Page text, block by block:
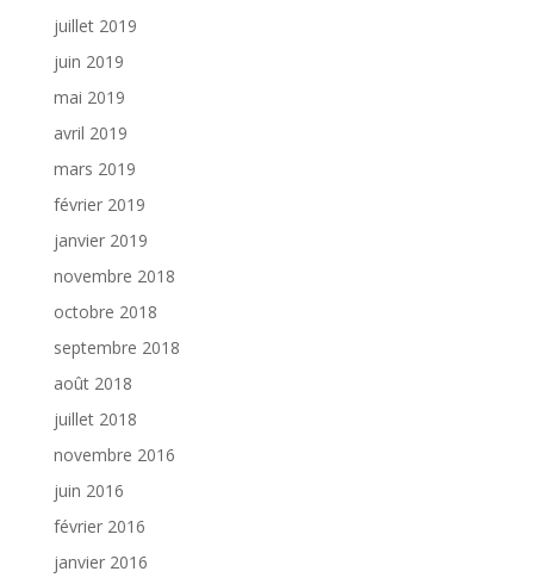
juillet 2019
juin 2019
mai 2019
avril 2019
mars 2019
février 2019
janvier 2019
novembre 2018
octobre 2018
septembre 2018
août 2018
juillet 2018
novembre 2016
juin 2016
février 2016
janvier 2016